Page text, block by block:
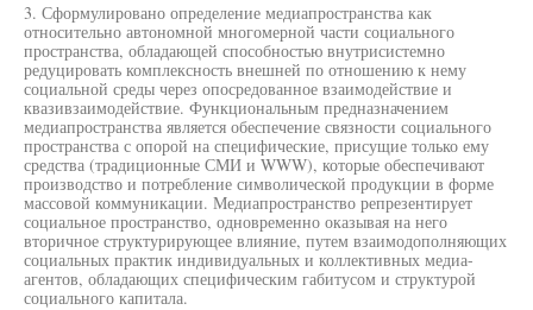
3. Сформулировано определение медиапространства как
относительно автономной многомерной части социального
пространства, обладающей способностью внутрисистемно
редуцировать комплексность внешней по отношению к нему
социальной среды через опосредованное взаимодействие и
квазивзаимодействие. Функциональным предназначением
медиапространства является обеспечение связности социального
пространства с опорой на специфические, присущие только ему
средства (традиционные СМИ и WWW), которые обеспечивают
производство и потребление символической продукции в форме
массовой коммуникации. Медиапространство репрезентирует
социальное пространство, одновременно оказывая на него
вторичное структурирующее влияние, путем взаимодополняющих
социальных практик индивидуальных и коллективных медиа-
агентов, обладающих специфическим габитусом и структурой
социального капитала.